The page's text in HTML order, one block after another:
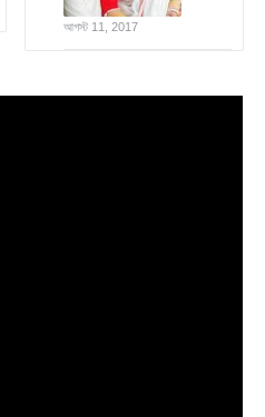
আগস্ট 11, 2017